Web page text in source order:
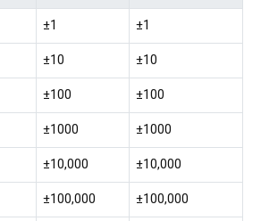
±1 ±1
±10 ±10
±100 ±100
±1000 ±1000
±10,000 ±10,000
±100,000 ±100,000